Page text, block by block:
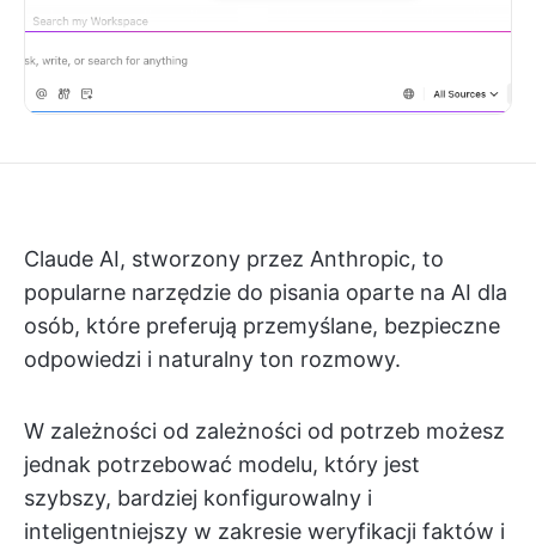
Claude AI, stworzony przez Anthropic, to
popularne narzędzie do pisania oparte na AI dla
osób, które preferują przemyślane, bezpieczne
odpowiedzi i naturalny ton rozmowy.
W zależności od zależności od potrzeb możesz
jednak potrzebować modelu, który jest
szybszy, bardziej konfigurowalny i
inteligentniejszy w zakresie weryfikacji faktów i